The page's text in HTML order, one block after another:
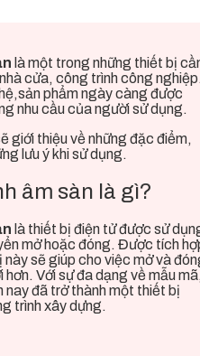
là một trong những thiết bị
cửa, công trình công
phẩm ngày càng được
nhu cầu của người sử dụng.
giới thiệu vềnhững đặc điểm,
lưu ý khi sử dụng.
âm sàn là gì?
là thiết bị điện tử được sử
mở hoặc đóng. Được tích
sẽ giúp cho việc mở và
Với sự đa dạng về mẫu
nay đã trở thành một thiết bị
trình xây dựng.